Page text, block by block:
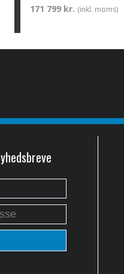
171 799 kr. (inkl. moms)